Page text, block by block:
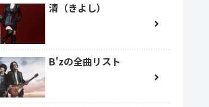
清（きよし）
B'zの全曲リスト